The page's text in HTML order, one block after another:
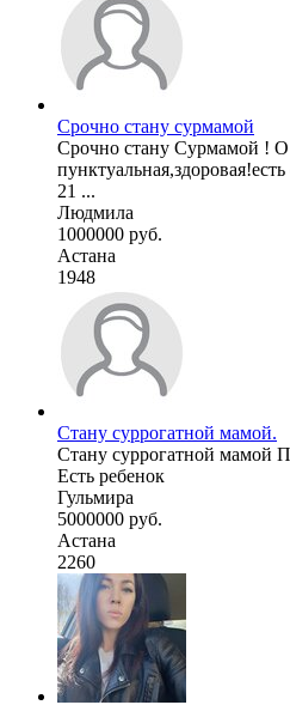
Срочно стану сурмамой
Срочно стану Сурмамой ! О
21 ...
Людмила
1000000 руб.
Астана
1948
Стану суррогатной мамой.
Стану суррогатной мамой
Есть ребенок
Гульмира
5000000 руб.
Астана
2260